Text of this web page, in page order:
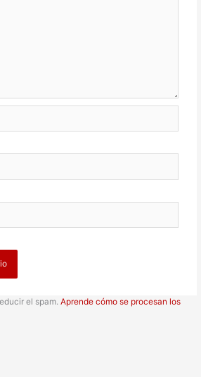
el spam.Aprende cómo se procesan los